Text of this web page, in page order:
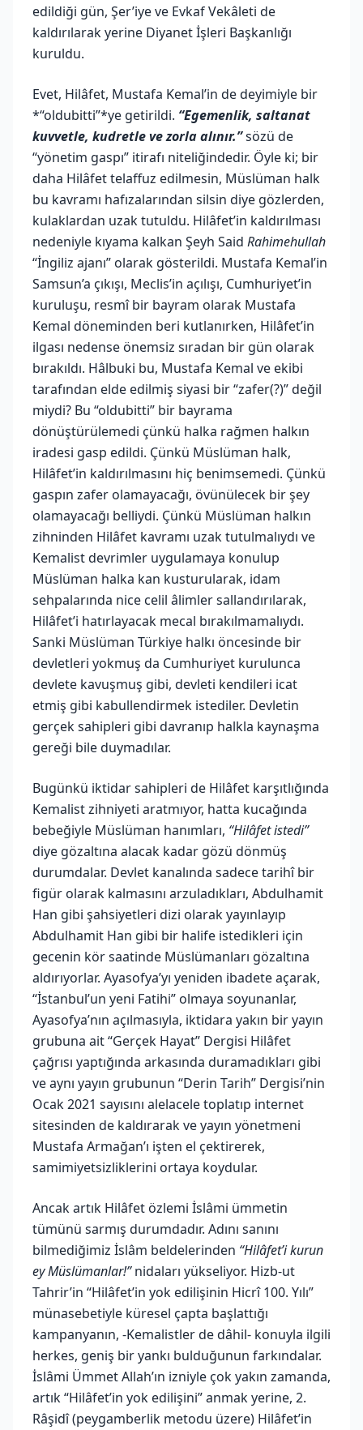
edildiği gün, Şer’iye ve Evkaf Vekâleti de
kaldırılarak yerine Diyanet İşleri Başkanlığı
kuruldu.
Evet, Hilâfet, Mustafa Kemal’in de deyimiyle bir
*“oldubitti”*ye getirildi. “Egemenlik, saltanat
kuvvetle, kudretle ve zorla alınır.”sözü de
“yönetim gaspı” itirafı niteliğindedir. Öyle ki; bir
daha Hilâfet telaffuz edilmesin, Müslüman halk
bu kavramı hafızalarından silsin diye gözlerden,
kulaklardan uzak tutuldu. Hilâfet’in kaldırılması
nedeniyle kıyama kalkan Şeyh Said Rahimehullah
“İngiliz ajanı” olarak gösterildi. Mustafa Kemal’in
Samsun’a çıkışı, Meclis’in açılışı, Cumhuriyet’in
kuruluşu, resmî bir bayram olarak Mustafa
Kemal döneminden beri kutlanırken, Hilâfet’in
ilgası nedense önemsiz sıradan bir gün olarak
bırakıldı. Hâlbuki bu, Mustafa Kemal ve ekibi
tarafından elde edilmiş siyasi bir “zafer(?)” değil
miydi? Bu “oldubitti” bir bayrama
dönüştürülemedi çünkü halka rağmen halkın
iradesi gasp edildi. Çünkü Müslüman halk,
Hilâfet’in kaldırılmasını hiç benimsemedi. Çünkü
gaspın zafer olamayacağı, övünülecek bir şey
olamayacağı belliydi. Çünkü Müslüman halkın
zihninden Hilâfet kavramı uzak tutulmalıydı ve
Kemalist devrimler uygulamaya konulup
Müslüman halka kan kusturularak, idam
sehpalarında nice celil âlimler sallandırılarak,
Hilâfet’i hatırlayacak mecal bırakılmamalıydı.
Sanki Müslüman Türkiye halkı öncesinde bir
devletleri yokmuş da Cumhuriyet kurulunca
devlete kavuşmuş gibi, devleti kendileri icat
etmiş gibi kabullendirmek istediler. Devletin
gerçek sahipleri gibi davranıp halkla kaynaşma
gereği bile duymadılar.
Bugünkü iktidar sahipleri de Hilâfet karşıtlığında
Kemalist zihniyeti aratmıyor, hatta kucağında
bebeğiyle Müslüman hanımları, “Hilâfet istedi”
diye gözaltına alacak kadar gözü dönmüş
durumdalar. Devlet kanalında sadece tarihî bir
figür olarak kalmasını arzuladıkları, Abdulhamit
Han gibi şahsiyetleri dizi olarak yayınlayıp
Abdulhamit Han gibi bir halife istedikleri için
gecenin kör saatinde Müslümanları gözaltına
aldırıyorlar. Ayasofya’yı yeniden ibadete açarak,
“İstanbul’un yeni Fatihi” olmaya soyunanlar,
Ayasofya’nın açılmasıyla, iktidara yakın bir yayın
grubuna ait “Gerçek Hayat” Dergisi Hilâfet
çağrısı yaptığında arkasında duramadıkları gibi
ve aynı yayın grubunun “Derin Tarih” Dergisi’nin
Ocak 2021 sayısını alelacele toplatıp internet
sitesinden de kaldırarak ve yayın yönetmeni
Mustafa Armağan’ı işten el çektirerek,
samimiyetsizliklerini ortaya koydular.
Ancak artık Hilâfet özlemi İslâmi ümmetin
tümünü sarmış durumdadır. Adını sanını
bilmediğimiz İslâm beldelerinden “Hilâfet’i kurun
ey Müslümanlar!”nidaları yükseliyor. Hizb-ut
Tahrir’in “Hilâfet’in yok edilişinin Hicrî 100. Yılı”
münasebetiyle küresel çapta başlattığı
kampanyanın, -Kemalistler de dâhil- konuyla ilgili
herkes, geniş bir yankı bulduğunun farkındalar.
İslâmi Ümmet Allah’ın izniyle çok yakın zamanda,
artık “Hilâfet’in yok edilişini” anmak yerine, 2.
Râşidî (peygamberlik metodu üzere) Hilâfet’in